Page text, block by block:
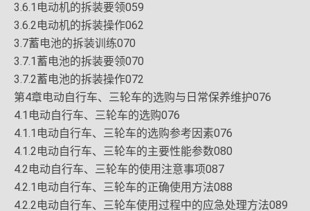
3.6.1电动机的拆装要领059
3.6.2电动机的拆装操作062
3.7蓄电池的拆装训练070
3.7.1蓄电池的拆装要领070
3.7.2蓄电池的拆装操作072
第4章电动自行车、三轮车的选购与日常保养维护076
4.1电动自行车、三轮车的选购076
4.1.1电动自行车、三轮车的选购参考因素076
4.1.2电动自行车、三轮车的主要性能参数080
4.2电动自行车、三轮车的使用注意事项087
4.2.1电动自行车、三轮车的正确使用方法088
4.2.2电动自行车、三轮车使用过程中的应急处理方法089